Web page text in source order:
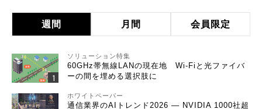
週間 月間 会員限定
ソリューション特集
60GHz帯無線LANの現在地 Wi-Fiと光ファイバ
ーの間を埋める選択肢に
ホワイトペーパー
通信業界のAIトレンド2026 ― NVIDIA 1000社超